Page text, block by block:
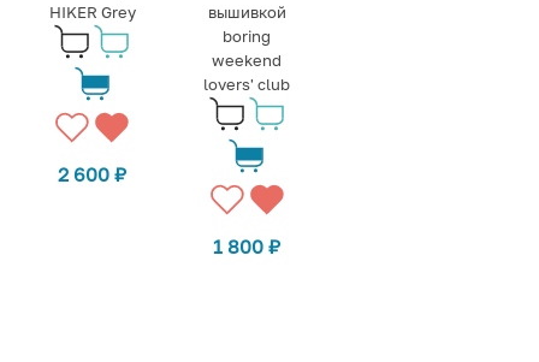
HIKER Grey
2 600₽
вышивкой
boring
weekend
lovers' club
1 800₽